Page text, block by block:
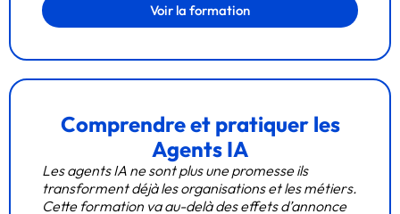
Voir la formation
Comprendre et pratiquer les
Agents IA
Les agents IA ne sont plus une promesse ils
transforment déjà les organisations et les métiers.
Cette formation va au-delà des effets d’annonce